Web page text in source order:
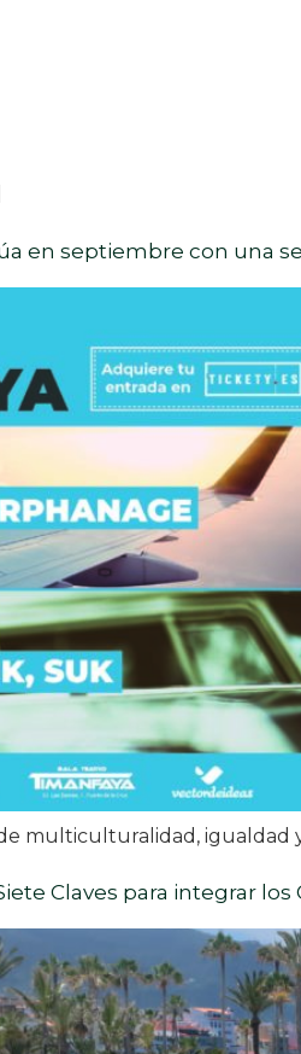
en septiembre con una
multiculturalidad, igualdad
Claves para integrar